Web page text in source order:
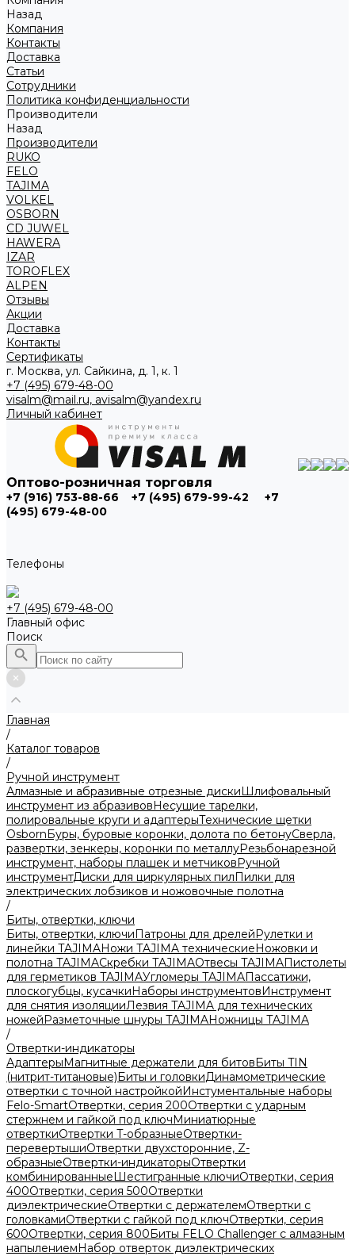
Назад
Компания
Контакты
Доставка
Статьи
Сотрудники
Политика конфиденциальности
Производители
Назад
Производители
RUKO
FELO
TAJIMA
VOLKEL
OSBORN
CD JUWEL
HAWERA
IZAR
TOROFLEX
ALPEN
Отзывы
Акции
Доставка
Контакты
Сертификаты
г. Москва, ул. Сайкина, д. 1, к. 1
+7 (495) 679-48-00
visalm@mail.ru, avisalm@yandex.ru
Личный кабинет
Оптово-розничная торговля
+7 (916) 753-88-66 +7 (495) 679-99-42
+7
(495) 679-48-00
Телефоны
+7 (495) 679-48-00
Главный офис
Поиск
Главная
/
Каталог товаров
/
Ручной инструмент
Алмазные и абразивные отрезные дискиШлифовальный
инструмент из абразивовНесущие тарелки,
полировальные круги и адаптерыТехнические щетки
OsbornБуры, буровые коронки, долота по бетонуСверла,
развертки, зенкеры, коронки по металлуРезьбонарезной
инструмент, наборы плашек и метчиковРучной
инструментДиски для циркулярных пилПилки для
электрических лобзиков и ножовочные полотна
/
Биты, отвертки, ключи
Биты, отвертки, ключиПатроны для дрелейРулетки и
линейки TAJIMAНожи TAJIMA техническиеНожовки и
полотна TAJIMAСкребки TAJIMAОтвесы TAJIMAПистолеты
для герметиков TAJIMAУгломеры TAJIMAПассатижи,
плоскогубцы, кусачкиНаборы инструментовИнструмент
для снятия изоляцииЛезвия TAJIMA для технических
ножейРазметочные шнуры TAJIMAНожницы TAJIMA
/
Отвертки-индикаторы
АдаптерыМагнитные держатели для битовБиты TIN
(нитрит-титановые)Биты и головкиДинамометрические
отвертки с точной настройкойИнстументальные наборы
Felo-SmartОтвертки, серия 200Отвертки с ударным
стержнем и гайкой под ключМиниатюрные
отверткиОтвертки T-образныеОтвертки-
перевертышиОтвертки двухсторонние, Z-
образныеОтвертки-индикаторыОтвертки
комбинированныеШестигранные ключиОтвертки, серия
400Отвертки, серия 500Отвертки
диэлектрическиеОтвертки с держателемОтвертки с
головкамиОтвертки с гайкой под ключОтвертки, серия
600Отвертки, серия 800Биты FELO Challenger с алмазным
напылениемНабор отверток диэлектрических